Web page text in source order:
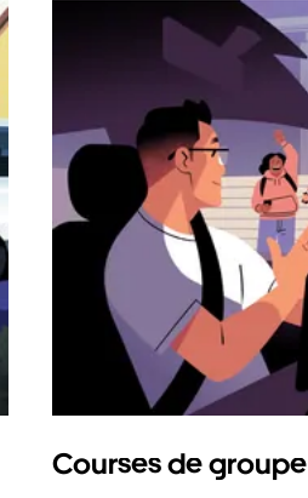
Courses de groupe